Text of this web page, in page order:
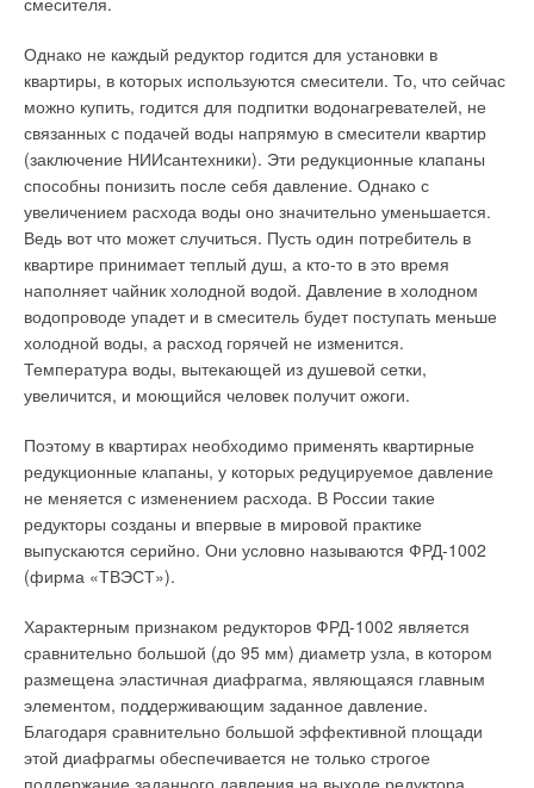
Однако не каждый редуктор годится для установки в
квартиры, в которых используются смесители. То, что сейчас
можно купить, годится для подпитки водонагревателей, не
связанных с подачей воды напрямую в смесители квартир
(заключение НИИсантехники). Эти редукционные клапаны
способны понизить после себя давление. Однако с
увеличением расхода воды оно значительно уменьшается.
Ведь вот что может случиться. Пусть один потребитель в
квартире принимает теплый душ, а кто-то в это время
наполняет чайник холодной водой. Давление в холодном
водопроводе упадет и в смеситель будет поступать меньше
холодной воды, а расход горячей не изменится.
Температура воды, вытекающей из душевой сетки,
увеличится, и моющийся человек получит ожоги.
Поэтому в квартирах необходимо применять квартирные
редукционные клапаны, у которых редуцируемое давление
не меняется с изменением расхода. В России такие
редукторы созданы и впервые в мировой практике
выпускаются серийно. Они условно называются ФРД-1002
(фирма «ТВЭСТ»).
Характерным признаком редукторов ФРД-1002 является
сравнительно большой (до 95 мм) диаметр узла, в котором
размещена эластичная диафрагма, являющаяся главным
элементом, поддерживающим заданное давление.
Благодаря сравнительно большой эффективной площади
этой диафрагмы обеспечивается не только строгое
поддержание заданного давления на выходе редуктора,
продукцию от авторитетных западных брендов. Результат
металла, непродуманная конструкция и плохая эргономика
— все это многократно увеличивает количество брака в
работе и повышает вероятность травм. Как показывает
практика, если монтажники или сантехники самостоятельно
принимают решение о приобретении инструмента, они
делают ставку на качество и хорошо зарекомендовавших
себя производителей.
Читайте по теме:
→ Обзор систем защиты от протечек 2026
ЖУРНАЛ СОК ИЮНЬ 2026
→
Как определить качество хомутов — несколько простых
способов
Система Качества РЕХАУ: как цифровые технологии
помогают защитить рынок от подделок
ЖУРНАЛ СОК ИЮНЬ 2026
→
Термоокислительная деструкция — основной фактор
сокращения срока службы полипропиленовых труб
ЖУРНАЛ СОК МАЙ 2026
→ LUNDA: на год взрослее!
ЖУРНАЛ СОК МАЙ 2026
Уведомления отключены
Комментарии